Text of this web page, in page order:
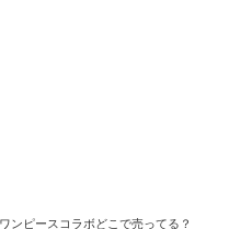
ンピースコラボどこで売ってる？